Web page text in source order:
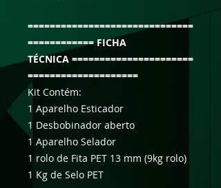
==============================
============ FICHA
TÉCNICA ======================
====================
Kit Contém:
1 Aparelho Esticador
1 Desbobinador aberto
1 Aparelho Selador
1 rolo de Fita PET 13 mm (9kg rolo)
1 Kg de Selo PET